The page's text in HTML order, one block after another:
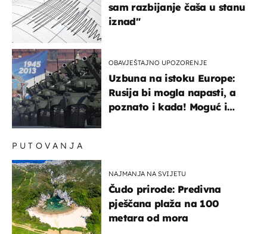
sam razbijanje čaša u stanu
iznad"
OBAVJEŠTAJNO UPOZORENJE
Uzbuna na istoku Europe:
Rusija bi mogla napasti, a
poznato i kada! Moguć i
PUTOVANJA
NAJMANJA NA SVIJETU
Čudo prirode: Predivna
pješčana plaža na 100
metara od mora